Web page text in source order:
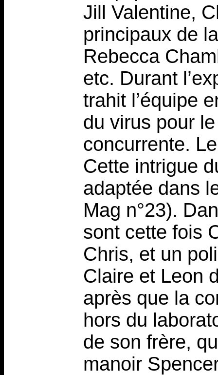
Jill Valentine,
principaux de
Rebecca
etc. Durant
trahit l’équipe
du virus pour
concurrente.
Cette intrigue
adaptée dans
Mag n°23).
sont cette fois
Chris, et un
Claire et Leon
après que la
hors du
de son frère,
manoir